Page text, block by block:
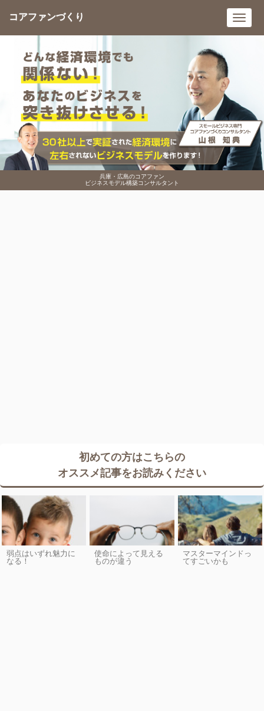
兵庫・広島のコアファン
ビジネスモデル構築コンサルタント
コアファンづくり
初めての方はこちらの
オススメ記事をお読みください
弱点はいずれ魅力に
なる！
使命によって見える
ものが違う
マスターマインドっ
てすごいかも